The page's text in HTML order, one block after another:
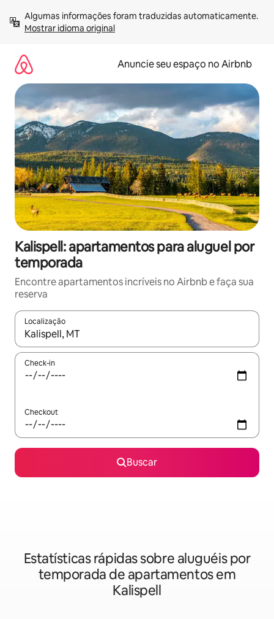
para
Mostrar idioma original
Anuncie seu espaço no Airbnb
Kalispell: apartamentos para aluguel por
temporada
Encontre apartamentos incríveis no Airbnb e faça sua
reserva
Localização
Quando os resultados estiverem disponíveis, explore-os
Check-in
Checkout
Buscar
Estatísticas rápidas sobre aluguéis por
temporada de apartamentos em
Kalispell